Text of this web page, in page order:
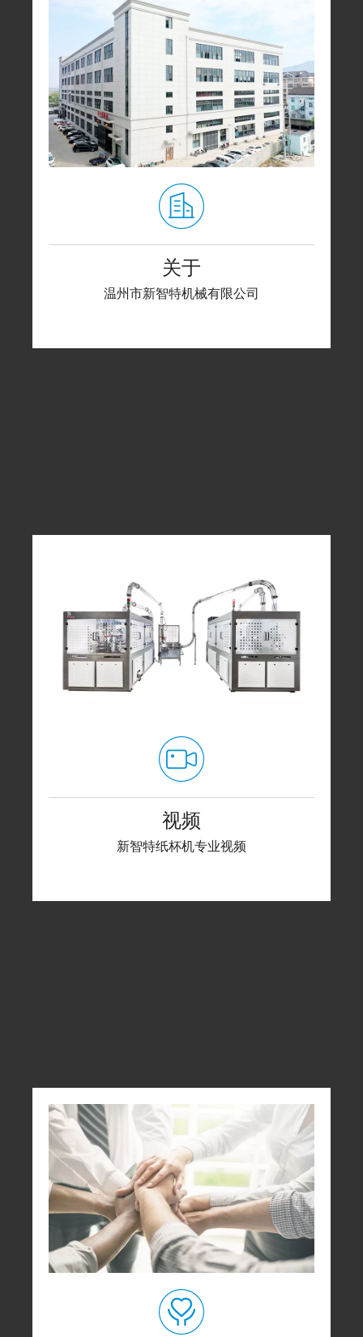
关于
温州市新智特机械有限公司
视频
新智特纸杯机专业视频